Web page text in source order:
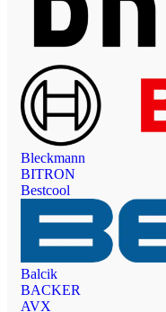
Bleckmann
BITRON
Bestcool
Balcik
BACKER
AVX